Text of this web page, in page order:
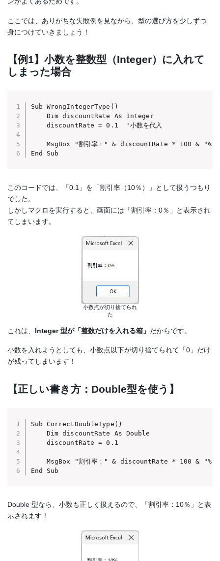
ここでは、ありがちな失敗例を見ながら、型の選び方を少しずつ
身につけていきましょう！
【例1】小数を整数型（Integer）に入れて
しまった場合
Sub WrongIntegerType()
    Dim discountRate As Integer
    discountRate = 0.1  '小数を代入
    MsgBox "割引率：" & discountRate * 100 & "%"
End Sub
このコードでは、「0.1」を「割引率（10％）」として扱うつもり
でした。
しかしマクロを実行すると、画面には「割引率：0％」と表示され
てしまいます。
小数点が切り捨てられ
た
これは、 Integer 型が「整数だけを入れる箱」 だからです。
小数を入れようとしても、小数点以下が切り捨てられて「0」だけ
が残ってしまいます！
【正しい書き方：Double型を使う】
Sub CorrectDoubleType()
    Dim discountRate As Double
    discountRate = 0.1
    MsgBox "割引率：" & discountRate * 100 & "%"
End Sub
Double 型なら、小数も正しく扱えるので、「割引率：10％」と表
示されます！